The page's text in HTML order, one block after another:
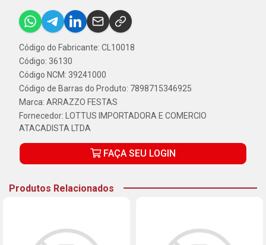
Código do Fabricante: CL10018
Código: 36130
Código NCM: 39241000
Código de Barras do Produto: 7898715346925
Marca: ARRAZZO FESTAS
Fornecedor:
LOTTUS IMPORTADORA E COMERCIO
ATACADISTA LTDA
FAÇA SEU LOGIN
Produtos Relacionados